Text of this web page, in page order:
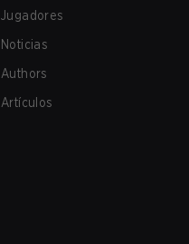
Jugadores
Noticias
Authors
Artículos